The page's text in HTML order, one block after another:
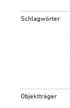
Schlagwörter
Objektträger